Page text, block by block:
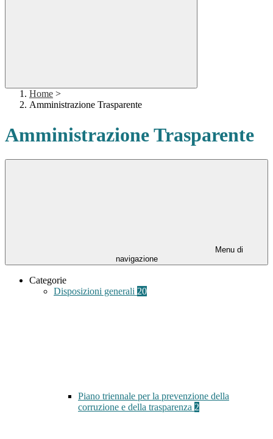
Home >
Amministrazione Trasparente
Amministrazione Trasparente
Menu di
navigazione
Categorie
Disposizioni generali 20
Piano triennale per la prevenzione della
corruzione e della trasparenza 2